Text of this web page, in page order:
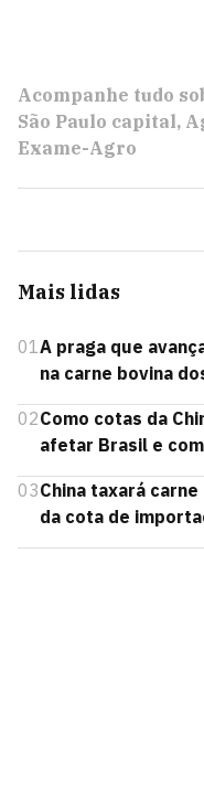
Acompanhe tudo
São Paulo capital
Exame-Agro
Mais lidas
01A praga que
na carne bovina
02Como cotas da
afetar Brasil e
03China taxará
da cota de